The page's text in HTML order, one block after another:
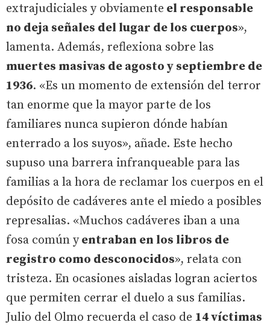
extrajudiciales y obviamente el responsable
no deja señales del lugar de los cuerpos»,
lamenta. Además, reflexiona sobre las
muertes masivas de agosto y septiembre de
1936. «Es un momento de extensión del terror
tan enorme que la mayor parte de los
familiares nunca supieron dónde habían
enterrado a los suyos», añade. Este hecho
supuso una barrera infranqueable para las
familias a la hora de reclamar los cuerpos en el
depósito de cadáveres ante el miedo a posibles
represalias. «Muchos cadáveres iban a una
fosa común yentraban en los libros de
registro como desconocidos», relata con
tristeza. En ocasiones aisladas logran aciertos
que permiten cerrar el duelo a sus familias.
Julio del Olmo recuerda el caso de 14 víctimas